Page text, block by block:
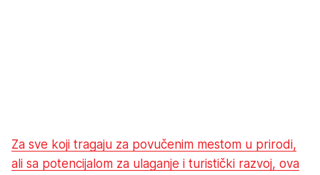
Za sve koji tragaju za povučenim mestom u prirodi,
ali sa potencijalom za ulaganje i turistički razvoj, ova